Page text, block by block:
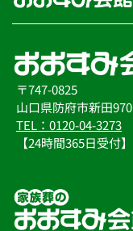
〒747-0825
山口県防府市新田970
TEL：0120-04-3273
【24時間365日受付】